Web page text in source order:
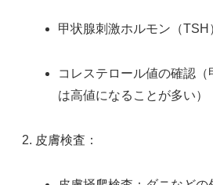
甲状腺刺激ホルモン（TSH
コレステロール値の確認
は高値になることが多い）
皮膚検査：